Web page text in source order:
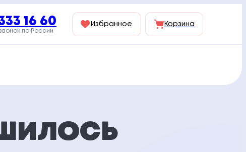
16 60
по России
Избранное Корзина